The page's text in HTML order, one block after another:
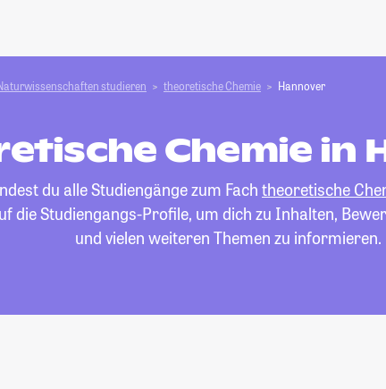
studieren theoretische Chemie Hannover
Chemie in
du alle Studiengänge zum Fach theoretische
die Studiengangs-Profile, um dich zu Inhalten,
und vielen weiteren Themen zu informieren.